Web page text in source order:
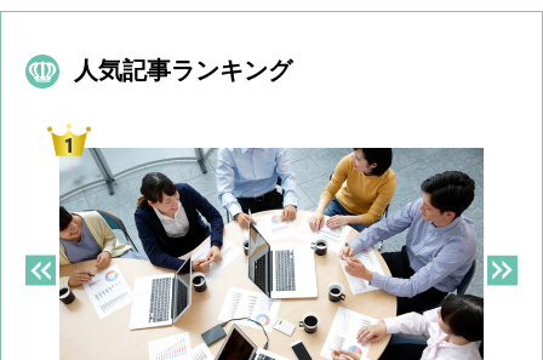
人気記事ランキング